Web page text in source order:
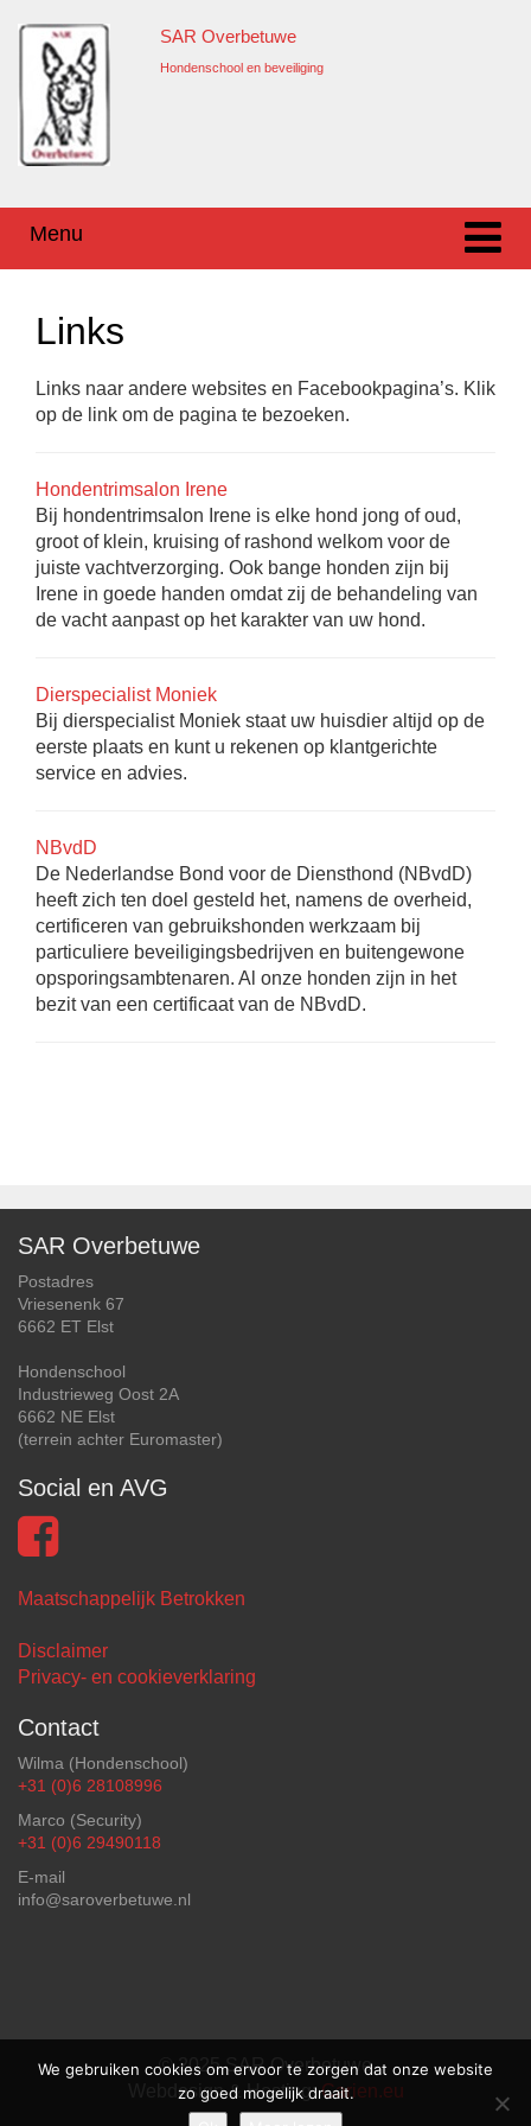
inhoud
hoofdmenu
SAR Overbetuwe
Hondenschool en beveiliging
Menu
Links
Links naar andere websites en Facebookpagina’s. Klik
op de link om de pagina te bezoeken.
Hondentrimsalon Irene
Bij hondentrimsalon Irene is elke hond jong of oud,
groot of klein, kruising of rashond welkom voor de
juiste vachtverzorging. Ook bange honden zijn bij
Irene in goede handen omdat zij de behandeling van
de vacht aanpast op het karakter van uw hond.
Dierspecialist Moniek
Bij dierspecialist Moniek staat uw huisdier altijd op de
eerste plaats en kunt u rekenen op klantgerichte
service en advies.
NBvdD
De Nederlandse Bond voor de Diensthond (NBvdD)
heeft zich ten doel gesteld het, namens de overheid,
certificeren van gebruikshonden werkzaam bij
particuliere beveiligingsbedrijven en buitengewone
opsporingsambtenaren. Al onze honden zijn in het
bezit van een certificaat van de NBvdD.
SAR Overbetuwe
Postadres
Vriesenenk 67
6662 ET Elst
Hondenschool
Industrieweg Oost 2A
6662 NE Elst
(terrein achter Euromaster)
Social en AVG
Maatschappelijk Betrokken
Disclaimer
Privacy- en cookieverklaring
Contact
Wilma (Hondenschool)
+31 (0)6 28108996
Marco (Security)
+31 (0)6 29490118
E-mail
info@saroverbetuwe.nl
© 2025 SAR Overbetuwe
Webdesign & Hosting:Carien.eu
We gebruiken cookies om ervoor te zorgen dat onze website
zo goed mogelijk draait.